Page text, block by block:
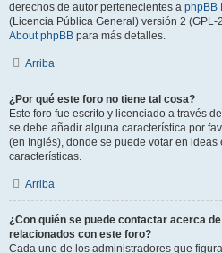
derechos de autor pertenecientes a phpBB
(Licencia Pública General) versión 2
About phpBB para más detalles.
Arriba
¿Por qué este foro no tiene tal cosa?
Este foro fue escrito y licenciado a través
se debe añadir alguna característica por
(en Inglés), donde se puede votar en
características.
Arriba
¿Con quién se puede contactar acerca
relacionados con este foro?
Cada uno de los administradores que